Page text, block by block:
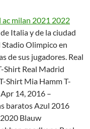
ac milan 2021 2022
Italia y de la ciudad
Stadio Olimpico en
de sus jugadores. Real
Shirt Real Madrid
Shirt Mia Hamm T-
14, 2016 –
baratos Azul 2016
Blauw